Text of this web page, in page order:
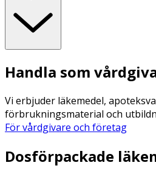
Handla som
Vi erbjuder läkemedel,
förbrukningsmaterial och
För vårdgivare och företag
Dosförpackade